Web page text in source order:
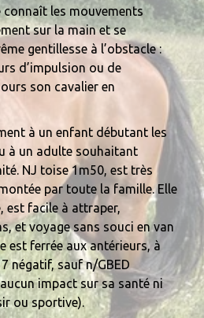
connaît les mouvements
sur la main et se
gentillesse à l’obstacle :
d’impulsion ou de
son cavalier en
à un enfant débutant les
à un adulte souhaitant
NJ toise 1m50, est très
par toute la famille. Elle
est facile à attraper,
et voyage sans souci en van
est ferrée aux antérieurs, à
négatif, sauf n/GBED
impact sur sa santé ni
ou sportive).